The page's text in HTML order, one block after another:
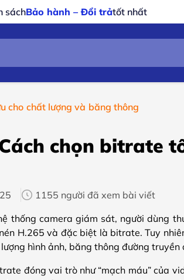
tốt nhất Sản phẩmchính
cho chất lượng và băng thông
chọn bitrate
1155 người đã xem bài viết
thống camera giám sát, người dùng
H.265 và đặc biệt là bitrate. Tuy
hình ảnh, băng thông đường truyền
đóng vai trò như “mạch máu” của